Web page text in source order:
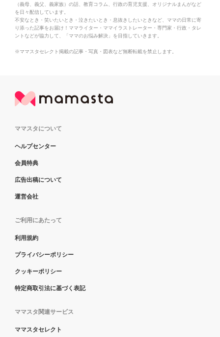
（義母、義父、義家族）の話、教育コラム、行政の育児支援、オリジナルまんがなど
を日々配信しています。
不安なとき・笑いたいとき・泣きたいとき・息抜きしたいときなど、ママの日常に寄
り添った記事をお届け！ママライター・ママイラストレーター・専門家・行政・タレ
ントなどが協力して、「ママのお悩み解決」を目指していきます。
※ママスタセレクト掲載の記事・写真・図表など無断転載を禁止します。
ママスタについて
ヘルプセンター
会員特典
広告出稿について
運営会社
ご利用にあたって
利用規約
プライバシーポリシー
クッキーポリシー
特定商取引法に基づく表記
ママスタ関連サービス
ママスタセレクト